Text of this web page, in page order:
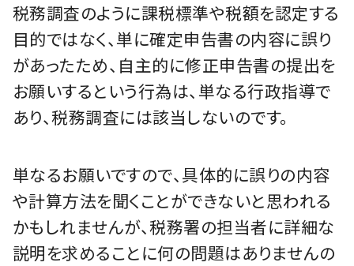
税務調査のように課税標準や税額を認定する
目的ではなく、単に確定申告書の内容に誤り
があったため、自主的に修正申告書の提出を
お願いするという行為は、単なる行政指導で
あり、税務調査には該当しないのです。
単なるお願いですので、具体的に誤りの内容
や計算方法を聞くことができないと思われる
かもしれませんが、税務署の担当者に詳細な
説明を求めることに何の問題はありませんの